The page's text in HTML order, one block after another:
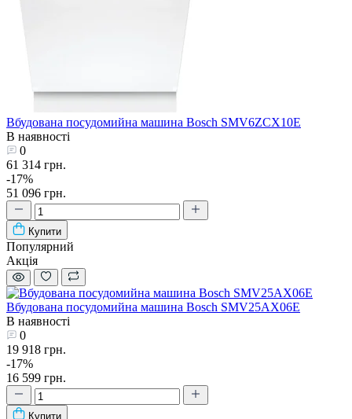
Вбудована посудомийна машина Bosch SMV6ZCX10E
В наявності
0
61 314 грн.
-17%
51 096 грн.
Купити
Популярний
Акція
Вбудована посудомийна машина Bosch SMV25AX06E
В наявності
0
19 918 грн.
-17%
16 599 грн.
Купити